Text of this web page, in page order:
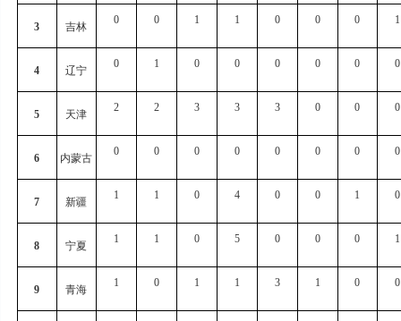
3 吉林
0 0 1 1 0 0 0 1
4 辽宁
0 1 0 0 0 0 0 0
5 天津
2 2 3 3 3 0 0 0
6 内蒙古
0 0 0 0 0 0 0 0
7 新疆
1 1 0 4 0 0 1 0
8 宁夏
1 1 0 5 0 0 0 1
9 青海
1 0 1 1 3 1 0 0